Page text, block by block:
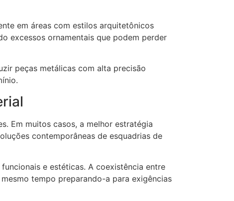
em áreas com estilos arquitetônicos
excessos ornamentais que podem perder
peças metálicas com alta precisão
Em muitos casos, a melhor estratégia
contemporâneas de esquadrias de
e estéticas. A coexistência entre
tempo preparando-a para exigências